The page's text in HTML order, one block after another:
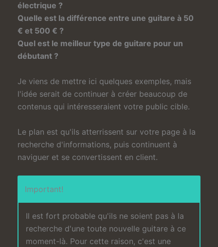
électrique ?
Quelle est la différence entre une guitare à 50
€ et 500 € ?
Quel est le meilleur type de guitare pour un
débutant ?
Je viens de mettre ici quelques exemples, mais
l'idée serait de continuer à créer beaucoup de
contenus qui intéresseraient votre public cible.
Le plan est qu'ils atterrissent sur votre page à la
recherche d'informations, puis continuent à
naviguer et se convertissent en client.
Important!
Il est fort probable qu'ils ne soient pas à la
recherche d'une toute nouvelle guitare à ce
moment-là. Pour cette raison, c'est une